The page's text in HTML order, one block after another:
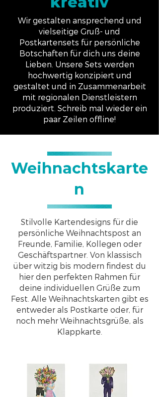
Wir gestalten ansprechend und
vielseitige Gruß- und
Postkartensets für persönliche
Botschaften für dich uns deine
Lieben. Unsere Sets werden
hochwertig konzipiert und
gestaltet und in Zusammenarbeit
mit regionalen Dienstleistern
produziert. Schreib mal wieder ein
paar Zeilen offline!
Weihnachtskarte
n
Stilvolle Kartendesigns für die
persönliche Weihnachtspost an
Freunde, Familie, Kollegen oder
Geschäftspartner. Von klassisch
über witzig bis modern findest du
hier den perfekten Rahmen für
deine individuellen Grüße zum
Fest. Alle Weihnachtskarten gibt es
entweder als Postkarte oder, für
noch mehr Weihnachtsgrüße, als
Klappkarte.